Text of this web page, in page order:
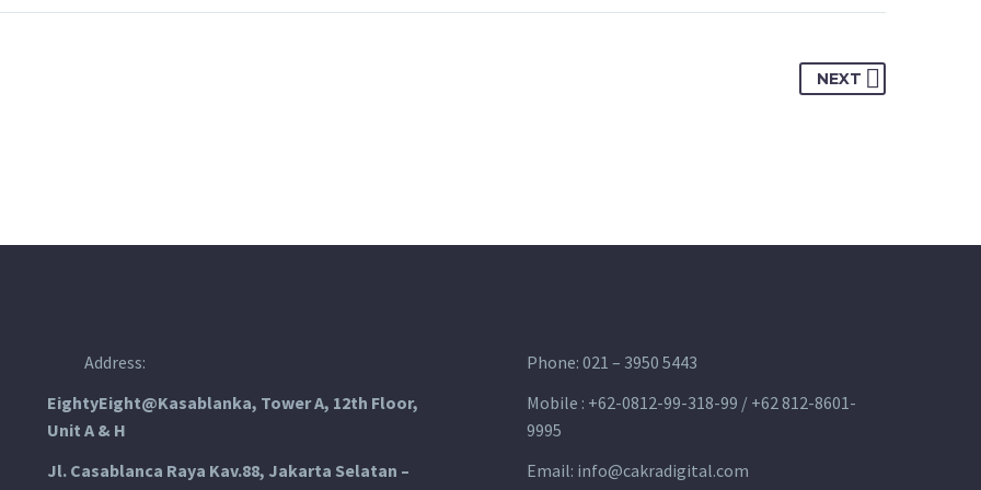
NEXT
Address:
EightyEight@Kasablanka, Tower A, 12th Floor,
Unit A & H
Jl. Casablanca Raya Kav.88, Jakarta Selatan –
Phone: 021 – 3950 5443
Mobile : +62-0812-99-318-99 / +62 812-8601-
9995
Email: info@cakradigital.com